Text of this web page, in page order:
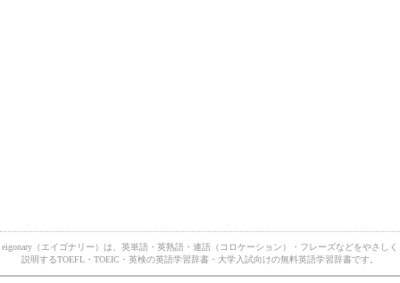
eigonary（エイゴナリー）は、英単語・英熟語・連語（コロケーション）・フレーズなどをやさしく
説明するTOEFL・TOEIC・英検の英語学習辞書・大学入試向けの無料英語学習辞書です。